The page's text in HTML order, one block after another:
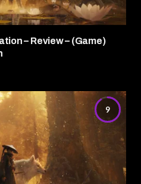
– Review – (Game)
9